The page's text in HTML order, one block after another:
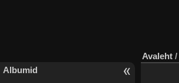
Albumid
Avaleht /